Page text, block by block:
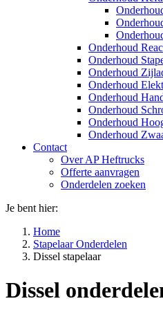
Onderhoud
Onderhoud
Onderhoud
Onderhoud
Onderhoud
Onderhoud
Onderhoud
Onderhoud
Contact
Over AP Heftrucks
Offerte aanvragen
Onderdelen zoeken
Je bent hier:
Home
Stapelaar Onderdelen
Dissel stapelaar
Dissel